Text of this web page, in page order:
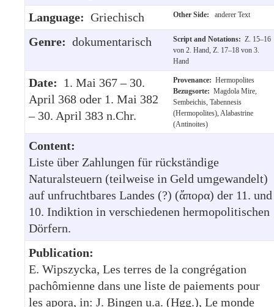
Language: Griechisch Other Side: anderer Text
Genre: dokumentarisch Script and Notations: Z. 15–16
von 2. Hand, Z. 17–18 von 3.
Hand
Date: 1. Mai 367 – 30.
April 368 oder 1. Mai 382
– 30. April 383 n.Chr.
Provenance: Hermopolites
Bezugsorte: Magdola Mire,
Sembeichis, Tabennesis
(Hermopolites), Alabastrine
(Antinoites)
Content:
Liste über Zahlungen für rückständige
Naturalsteuern (teilweise in Geld umgewandelt)
auf unfruchtbares Landes (?) (ἄπορα) der 11. und
10. Indiktion in verschiedenen hermopolitischen
Dörfern.
Publication:
E. Wipszycka, Les terres de la congrégation
pachômienne dans une liste de paiements pour
les apora, in: J. Bingen u.a. (Hgg.), Le monde